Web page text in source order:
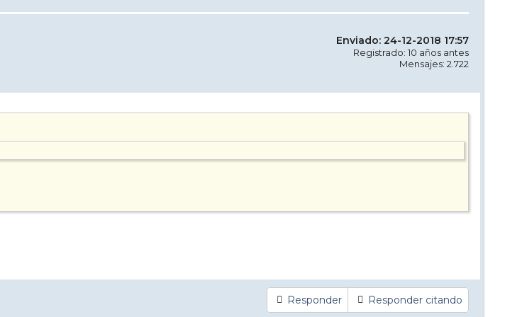
Enviado: 24-12-2018 17:57
Registrado: 10 años antes
Mensajes: 2.722
Responder Responder citando